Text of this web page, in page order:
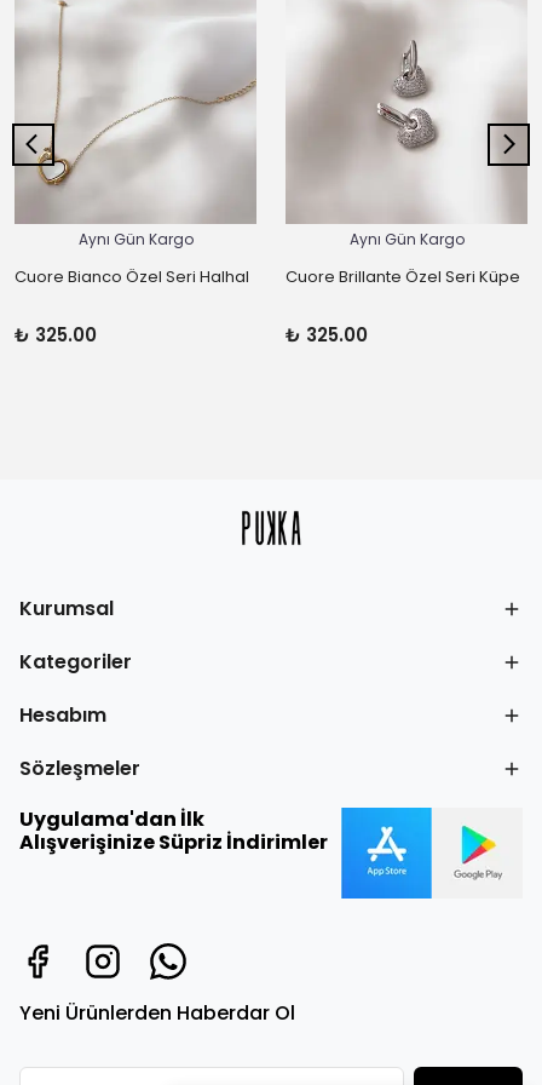
Aynı Gün Kargo
Cuore Bianco Özel Seri Halhal
₺ 325.00
Aynı Gün Kargo
Cuore Brillante Özel Seri Küpe
₺ 325.00
Kurumsal
Kategoriler
Hesabım
Sözleşmeler
Uygulama'dan İlk
Alışverişinize Süpriz İndirimler
Yeni Ürünlerden Haberdar Ol